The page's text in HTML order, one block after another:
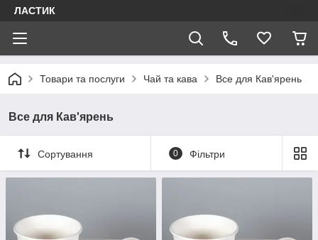
ЛАСТИК
Товари та послуги Чай та кава Все для Кав'ярень
Все для Кав'ярень
Сортування 0 Фільтри